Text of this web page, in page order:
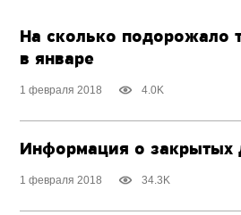
На сколько подорожало
в январе
1 февраля 2018 4.0K
Информация о закрытых
1 февраля 2018 34.3K